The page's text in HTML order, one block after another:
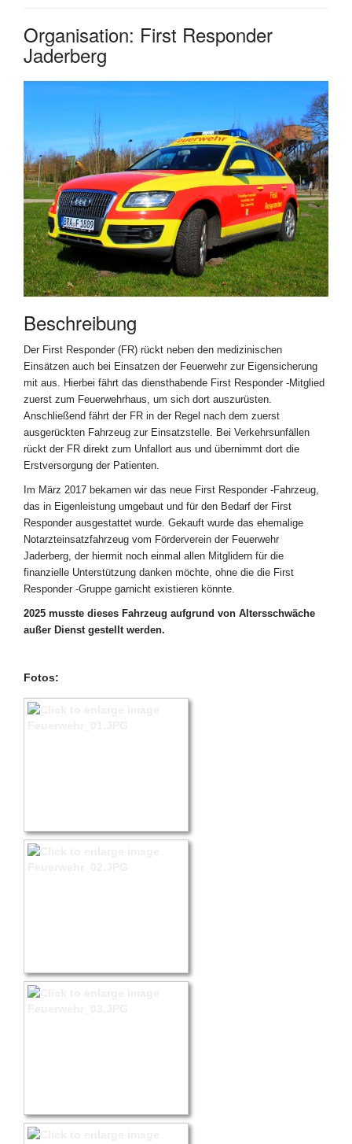
Organisation: First Responder
Jaderberg
Beschreibung
Der First Responder (FR) rückt neben den medizinischen
Einsätzen auch bei Einsatzen der Feuerwehr zur Eigensicherung
mit aus. Hierbei fährt das diensthabende First Responder -Mitglied
zuerst zum Feuerwehrhaus, um sich dort auszurüsten.
Anschließend fährt der FR in der Regel nach dem zuerst
ausgerückten Fahrzeug zur Einsatzstelle. Bei Verkehrsunfällen
rückt der FR direkt zum Unfallort aus und übernimmt dort die
Erstversorgung der Patienten.
Im März 2017 bekamen wir das neue First Responder -Fahrzeug,
das in Eigenleistung umgebaut und für den Bedarf der First
Responder ausgestattet wurde. Gekauft wurde das ehemalige
Notarzteinsatzfahrzeug vom Förderverein der Feuerwehr
Jaderberg, der hiermit noch einmal allen Mitglidern für die
finanzielle Unterstützung danken möchte, ohne die die First
Responder -Gruppe garnicht existieren könnte.
2025 musste dieses Fahrzeug aufgrund von Altersschwäche
außer Dienst gestellt werden.
Fotos: